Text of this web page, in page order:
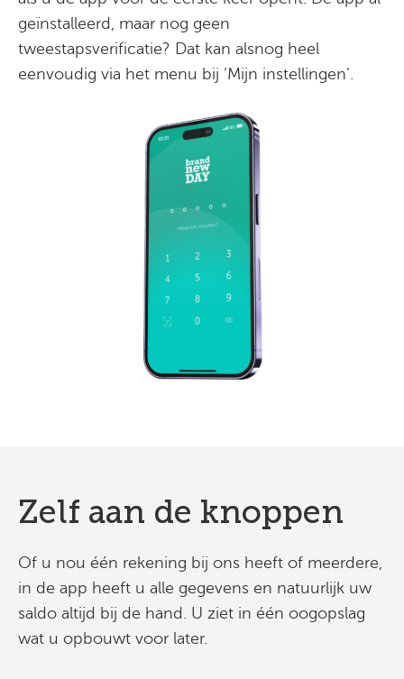
geïnstalleerd, maar nog geen
tweestapsverificatie? Dat kan alsnog heel
eenvoudig via het menu bij ‘Mijn instellingen’.
Zelf aan de knoppen
Of u nou één rekening bij ons heeft of meerdere,
in de app heeft u alle gegevens en natuurlijk uw
saldo altijd bij de hand. U ziet in één oogopslag
wat u opbouwt voor later.